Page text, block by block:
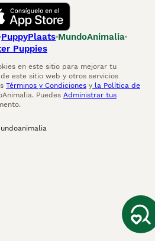
PuppyPlaats MundoAnimalia
Puppies
en este sitio para mejorar tu
este sitio web y otros servicios
Términos y Condiciones y la Política de
Puedes Administrar tus